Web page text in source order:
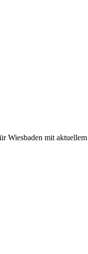
Wiesbaden mit